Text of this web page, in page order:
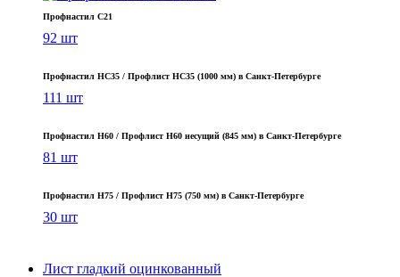
Профнастил С21
92 шт
Профнастил НС35 / Профлист НС35 (1000 мм) в Санкт‑Петербурге
111 шт
Профнастил Н60 / Профлист Н60 несущий (845 мм) в Санкт-Петербурге
81 шт
Профнастил Н75 / Профлист Н75 (750 мм) в Санкт-Петербурге
30 шт
Лист гладкий оцинкованный